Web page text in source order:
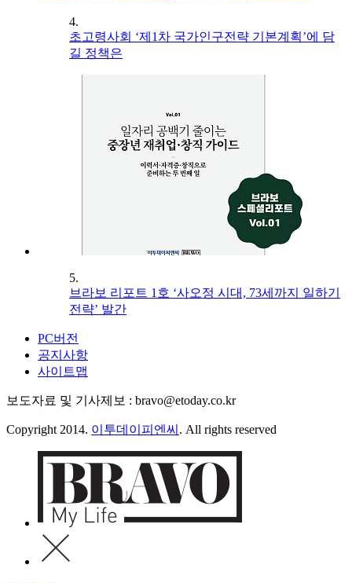
4.
초고령사회 ‘제1차 국가인구전략 기본계획’에 담
길 정책은
5.
브라보 리포트 1호 ‘사오정 시대, 73세까지 일하기
전략’ 발간
PC버전
공지사항
사이트맵
보도자료 및 기사제보 : bravo@etoday.co.kr
Copyright 2014. 이투데이피엔씨 . All rights reserved